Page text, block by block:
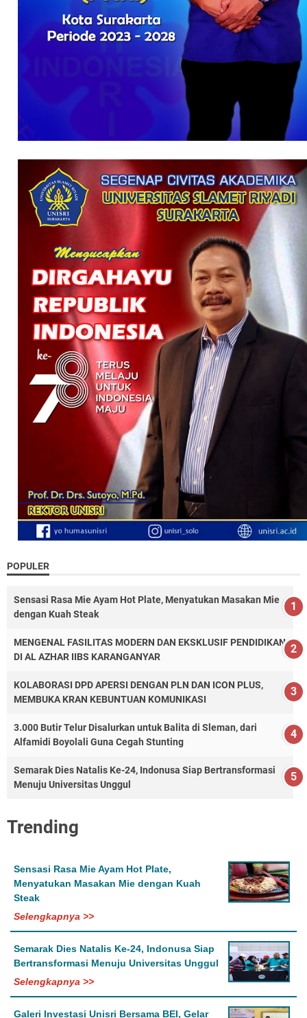
POPULER
Sensasi Rasa Mie Ayam Hot Plate, Menyatukan Masakan Mie
dengan Kuah Steak
MENGENAL FASILITAS MODERN DAN EKSKLUSIF PENDIDIKAN
DI AL AZHAR IIBS KARANGANYAR
KOLABORASI DPD APERSI DENGAN PLN DAN ICON PLUS,
MEMBUKA KRAN KEBUNTUAN KOMUNIKASI
3.000 Butir Telur Disalurkan untuk Balita di Sleman, dari
Alfamidi Boyolali Guna Cegah Stunting
Semarak Dies Natalis Ke-24, Indonusa Siap Bertransformasi
Menuju Universitas Unggul
Trending
Sensasi Rasa Mie Ayam Hot Plate,
Menyatukan Masakan Mie dengan Kuah
Steak
Selengkapnya >>
Semarak Dies Natalis Ke-24, Indonusa Siap
Bertransformasi Menuju Universitas Unggul
Selengkapnya >>
Galeri Investasi Unisri Bersama BEI, Gelar